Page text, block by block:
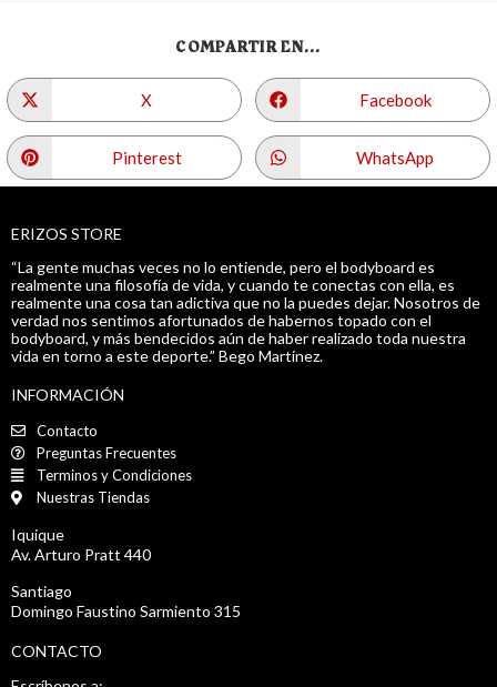
COMPARTIR EN...
X Facebook
Pinterest WhatsApp
ERIZOS STORE
“La gente muchas veces no lo entiende, pero el bodyboard es
realmente una filosofía de vida, y cuando te conectas con ella, es
realmente una cosa tan adictiva que no la puedes dejar. Nosotros de
verdad nos sentimos afortunados de habernos topado con el
bodyboard, y más bendecidos aún de haber realizado toda nuestra
vida en torno a este deporte.” Bego Martinez.
INFORMACIÓN
Contacto
Preguntas Frecuentes
Terminos y Condiciones
Nuestras Tiendas
Iquique
Av. Arturo Pratt 440
Santiago
Domingo Faustino Sarmiento 315
CONTACTO